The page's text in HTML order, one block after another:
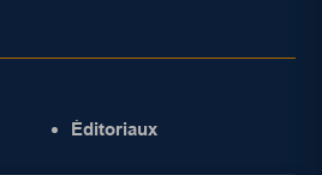
Éditoriaux